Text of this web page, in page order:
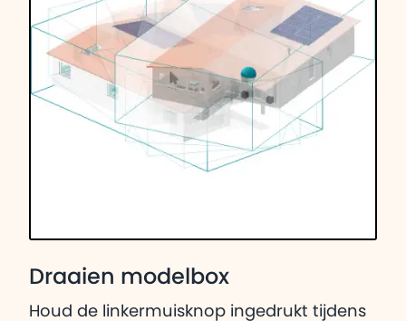
Draaien modelbox
Houd de linkermuisknop ingedrukt tijdens